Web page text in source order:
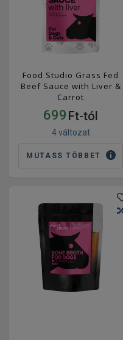
Food Studio Grass Fed
Beef Sauce with Liver &
Carrot
699 Ft-tól
4 változat
MUTASS TÖBBET